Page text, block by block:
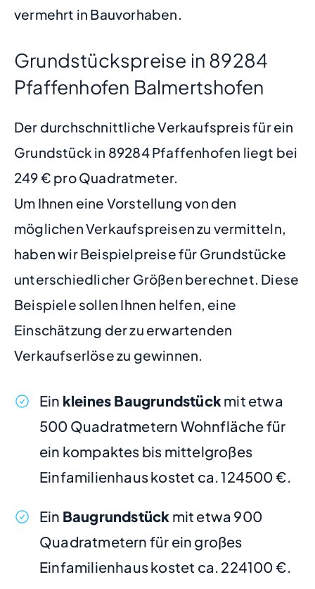
vermehrt in Bauvorhaben.
Grundstückspreise in 89284
Pfaffenhofen Balmertshofen
Der durchschnittliche Verkaufspreis für ein
Grundstück in 89284 Pfaffenhofen liegt bei
249 € pro Quadratmeter.
Um Ihnen eine Vorstellung von den
möglichen Verkaufspreisen zu vermitteln,
haben wir Beispielpreise für Grundstücke
unterschiedlicher Größen berechnet. Diese
Beispiele sollen Ihnen helfen, eine
Einschätzung der zu erwartenden
Verkaufserlöse zu gewinnen.
Ein kleines Baugrundstückmit etwa
500 Quadratmetern Wohnfläche für
ein kompaktes bis mittelgroßes
Einfamilienhaus kostet ca. 124500 €.
Ein Baugrundstück mit etwa 900
Quadratmetern für ein großes
Einfamilienhaus kostet ca. 224100 €.